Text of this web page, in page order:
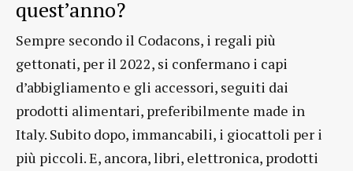
quest’anno?
Sempre secondo il Codacons, i regali più
gettonati, per il 2022, si confermano i capi
d’abbigliamento e gli accessori, seguiti dai
prodotti alimentari, preferibilmente made in
Italy. Subito dopo, immancabili, i giocattoli per i
più piccoli. E, ancora, libri, elettronica, prodotti